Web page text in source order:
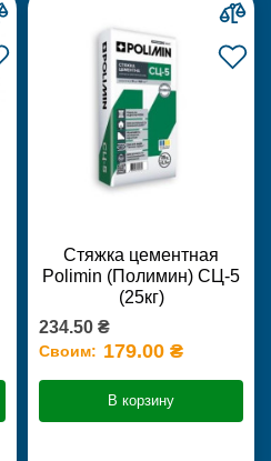
Стяжка цементная
Polimin (Полимин) СЦ-5
(25кг)
234.50 ₴
Своим: 179.00 ₴
В корзину